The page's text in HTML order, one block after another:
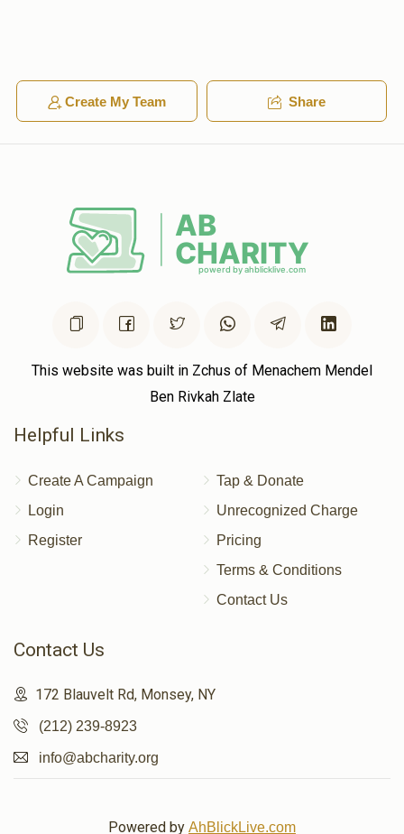
Create My Team Share
This website was built in Zchus of Menachem Mendel
Ben Rivkah Zlate
Helpful Links
Create A Campaign
Login
Register
Tap & Donate
Unrecognized Charge
Pricing
Terms & Conditions
Contact Us
Contact Us
172 Blauvelt Rd, Monsey, NY
(212) 239-8923
info@abcharity.org
Powered by AhBlickLive.com